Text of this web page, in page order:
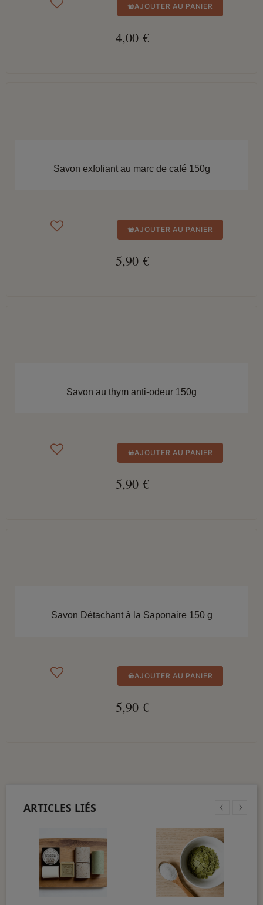
AJOUTER AU PANIER
4,00 €
Savon exfoliant au marc de café 150g
AJOUTER AU PANIER
5,90 €
Savon au thym anti-odeur 150g
AJOUTER AU PANIER
5,90 €
Savon Détachant à la Saponaire 150 g
AJOUTER AU PANIER
5,90 €
ARTICLES LIÉS